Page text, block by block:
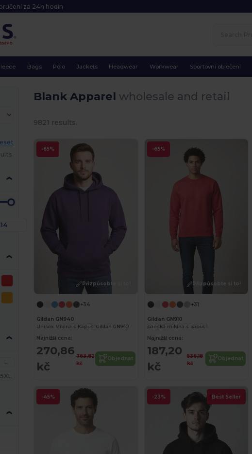
za 24h hodin
Bags Polo Jackets Headwear Workwear Sportovní oblečení
L
5XL
Blank Apparel wholesale and retail
9821 results.
-65%
Přizpůsobte si to!
+34
Gildan GN940
Unisex Mikina s Kapucí Gildan GN940
Najnižší cena:
270,86
kč
763,82
kč
Objednat
-65%
Přizpůsobte si to!
+31
Gildan GN910
pánská mikina s kapucí
Najnižší cena:
187,20
kč
536,18
kč
Objednat
-45% -23% Best Seller